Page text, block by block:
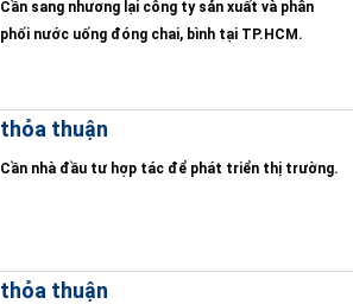
Cần sang nhương lại công ty sản xuất và phân
phối nước uống đóng chai, bình tại TP.HCM.
thỏa thuận
Cần nhà đầu tư hợp tác để phát triển thị trường.
thỏa thuận